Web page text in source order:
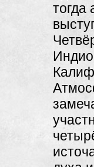
тогда